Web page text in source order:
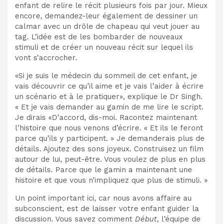
enfant de relire le récit plusieurs fois par jour. Mieux
encore, demandez-leur également de dessiner un
calmar avec un drôle de chapeau qui veut jouer au
tag. L’idée est de les bombarder de nouveaux
stimuli et de créer un nouveau récit sur lequel ils
vont s’accrocher.
«Si je suis le médecin du sommeil de cet enfant, je
vais découvrir ce qu’il aime et je vais l’aider à écrire
un scénario et à le pratiquer», explique le Dr Singh.
« Et je vais demander au gamin de me lire le script.
Je dirais «D’accord, dis-moi. Racontez maintenant
l’histoire que nous venons d’écrire. « Et ils le feront
parce qu’ils y participent. » Je demanderais plus de
détails. Ajoutez des sons joyeux. Construisez un film
autour de lui, peut-être. Vous voulez de plus en plus
de détails. Parce que le gamin a maintenant une
histoire et que vous n’impliquez que plus de stimuli. »
Un point important ici, car nous avons affaire au
subconscient, est de laisser votre enfant guider la
discussion. Vous savez comment Début, l’équipe de